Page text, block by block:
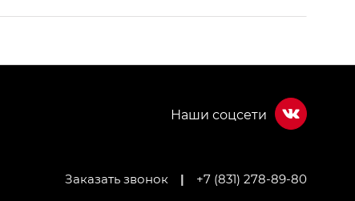
Заказать звонок | +7 (831) 278-89-80